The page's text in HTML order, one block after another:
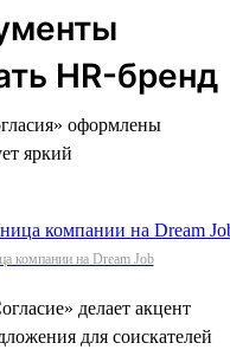
HR-бренд
оформлены
яркий
компании на Dream Job
делает акцент
для соискателей